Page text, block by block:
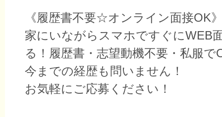
《履歴書不要☆オンライン面接OK
家にいながらスマホですぐにWEB
る！履歴書・志望動機不要・私服で
今までの経歴も問いません！
お気軽にご応募ください！